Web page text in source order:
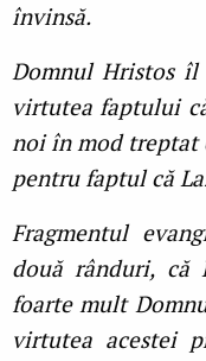
învinsă.
Domnul Hristos
virtutea faptului
noi în mod treptat
pentru faptul că
Fragmentul
două rânduri, că
foarte mult
virtutea acestei